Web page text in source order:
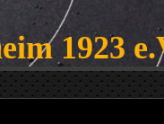
1923